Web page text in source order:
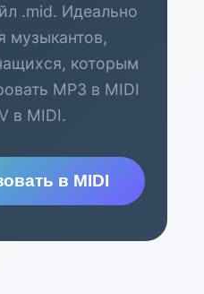
.mid. Идеально
музыкантов,
которым
MP3 в MIDI
в MIDI.
в MIDI